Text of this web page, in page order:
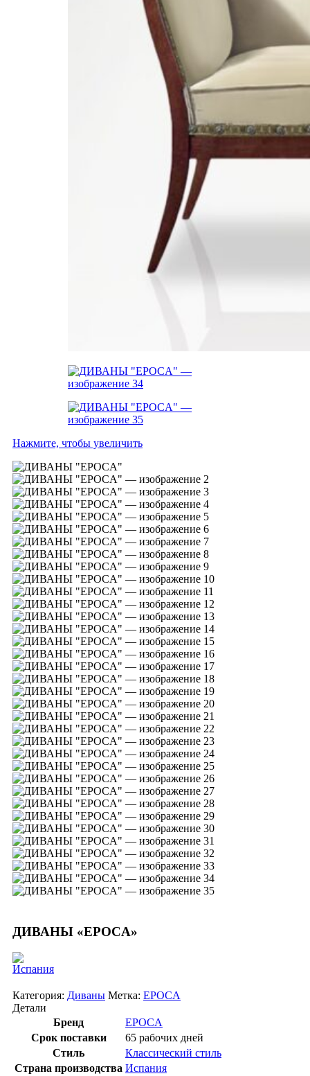
Нажмите, чтобы увеличить
ДИВАНЫ «EPOCA»
Категория: Диваны Метка: EPOCA
Детали
Бренд
EPOCA
Срок поставки
65 рабочих дней
Стиль
Классический стиль
Страна производства Испания